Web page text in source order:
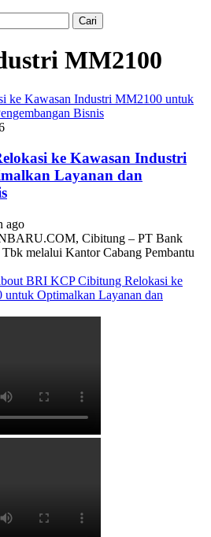
MM2100
ke Kawasan Industri MM2100 untuk
Bisnis
ke Kawasan Industri
Layanan dan
ago
Cibitung – PT Bank
melalui Kantor Cabang Pembantu
BRI KCP Cibitung Relokasi ke
Optimalkan Layanan dan